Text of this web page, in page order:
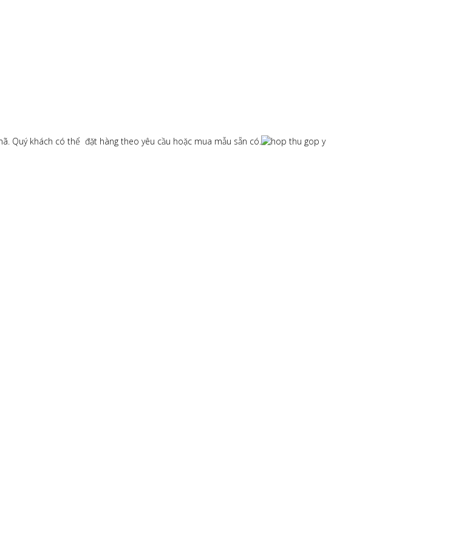
Quý khách có thể đặt hàng theo yêu cầu hoặc mua mẫu sẵn có.